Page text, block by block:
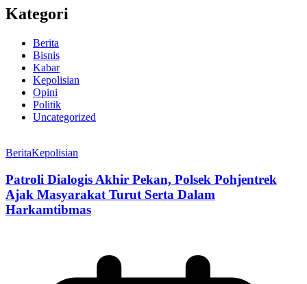
Kategori
Berita
Bisnis
Kabar
Kepolisian
Opini
Politik
Uncategorized
BeritaKepolisian
Patroli Dialogis Akhir Pekan, Polsek Pohjentrek
Ajak Masyarakat Turut Serta Dalam
Harkamtibmas